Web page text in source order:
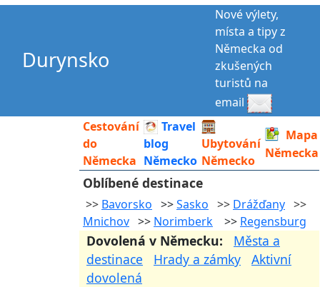
PRO TURISTY
MOJE TURISTIKA
Durynsko
Nové výlety,
místa a tipy z
Německa od
zkušených
turistů na
email
Cestování
do
Německa
Travel
blog
Německo
Ubytování
Německo
Mapa
Německa
Oblíbené destinace
>> Bavorsko >>Sasko >> Drážďany >>
Mnichov >> Norimberk >> Regensburg
Dovolená v Německu: Města a
destinace
Hrady a zámky
Aktivní
dovolená